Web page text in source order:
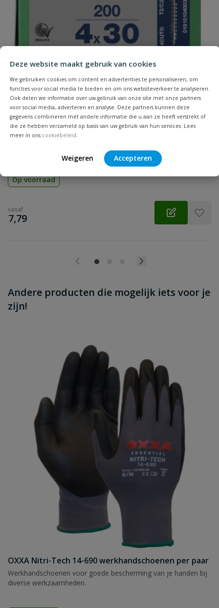
Deze website maakt gebruik van cookies
We gebruiken cookies om content en advertenties te personaliseren, om
functies voor social media te bieden en om ons websiteverkeer te analyseren.
Ook delen we informatie over uw gebruik van onze site met onze partners
voor social media, adverteren en analyse. Deze partners kunnen deze
gegevens combineren met andere informatie die u aan ze heeft verstrekt of
die ze hebben verzameld op basis van uw gebruik van hun services. Lees
meer in ons cookiebeleid.
Weigeren Accepteren
Samenvatting
Beoordeling versturen
Spax spaanplaatschroeven T-STAR verzinkt
deeldraad
montage en een sterke, duurzame verbinding.
Op voorraad
vanaf
€
7,79
Andere producten die mogelijk iets voor je
zijn!
OXXA Nitri-Tech 14-690 werkhandschoenen per paar
Werkhandschoenen voor goede bescherming van je handen bij
diverse werkzaamheden.